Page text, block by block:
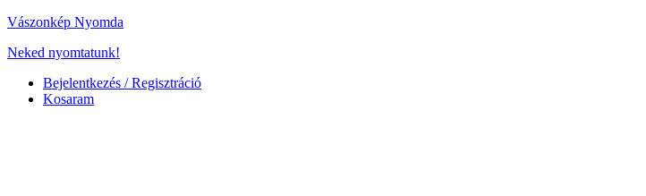
Vászonkép Nyomda
Neked nyomtatunk!
Bejelentkezés / Regisztráció
Kosaram